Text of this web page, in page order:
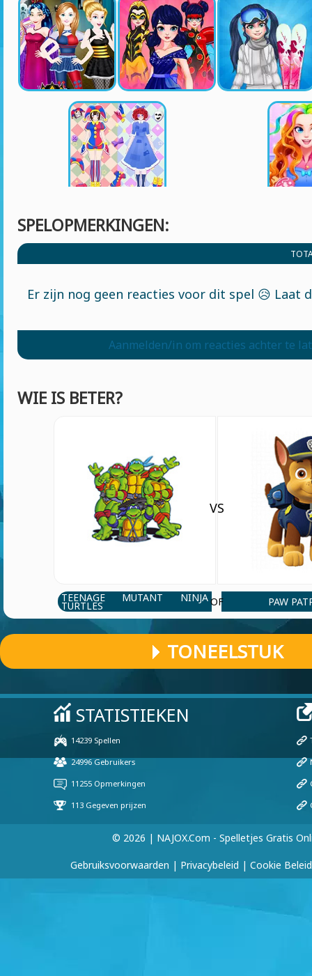
SPELOPMERKINGEN:
Er zijn nog geen reacties voor dit spel 😥 Laat
Aanmelden/in om reacties achter te
WIE IS BETER?
TEENAGE MUTANT NINJA
TURTLES
VS
OF PAW
TONEELSTUK
© 2026 | NAJOX.com - Spelletjes Gratis
Gebruiksvoorwaarden | Privacybeleid | Cookie Beleid